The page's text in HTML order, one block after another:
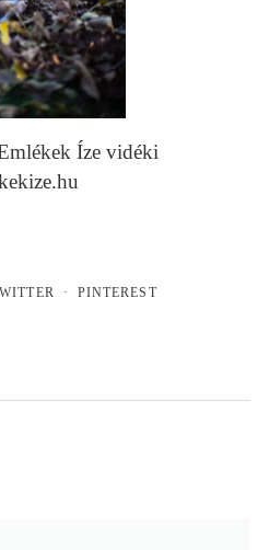
Íze vidéki
PINTEREST